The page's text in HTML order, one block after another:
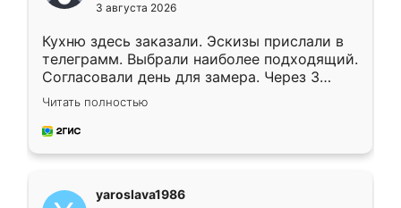
3 августа 2026
Кухню здесь заказали. Эскизы прислали в
телеграмм. Выбрали наиболее подходящий.
Согласовали день для замера. Через 3
недели кухня была уже готова. Остались
довольны работой. Спасибо Ренессанс
мебель за качественную работу!
Читать полностью
yaroslava1986